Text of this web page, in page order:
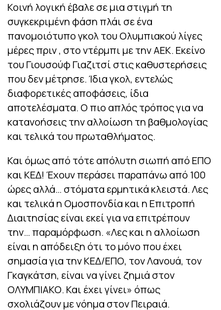
Κοινή λογική έβαλε σε μια στιγμή τη
συγκεκριμένη φάση πλάι σε ένα
πανομοιότυπο γκολ του Ολυμπιακού λίγες
μέρες πριν , στο ντέρμπι με την ΑΕΚ. Εκείνο
του Γιουσούφ Γιαζιτσί στις καθυστερήσεις
που δεν μέτρησε. Ίδια γκολ, εντελώς
διαφορετικές αποφάσεις, ίδια
αποτελέσματα. Ο πιο απλός τρόπος για να
κατανοήσεις την αλλοίωση τη βαθμολογίας
και τελικά του πρωταθλήματος.
Και όμως από τότε απόλυτη σιωπή από ΕΠΟ
και ΚΕΔ! Έχουν περάσει παραπάνω από 100
ώρες αλλά… στόματα ερμητικά κλειστά. Λες
και τελικά η Ομοσπονδία και η Επιτροπή
Διαιτησίας είναι εκεί για να επιτρέπουν
την… παραμόρφωση. «Λες και η αλλοίωση
είναι η απόδειξη ότι το μόνο που έχει
σημασία για την ΚΕΔ/ΕΠΟ, τον Λανουά, τον
Γκαγκάτση, είναι να γίνει ζημιά στον
ΟΛΥΜΠΙΑΚΟ. Και έχει γίνει» όπως
σχολιάζουν με νόημα στον Πειραιά.